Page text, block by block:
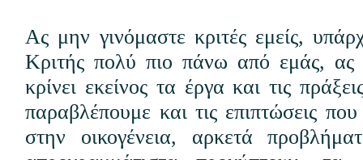
Ας μην γινόμαστε κριτές εμείς,
Κριτής πολύ πιο πάνω από εμάς,
κρίνει εκείνος τα έργα και τις
παραβλέπουμε και τις επιπτώσεις
στην οικογένεια, αρκετά